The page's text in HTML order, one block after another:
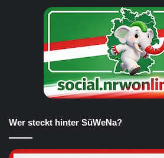
Wer steckt hinter SüWeNa?